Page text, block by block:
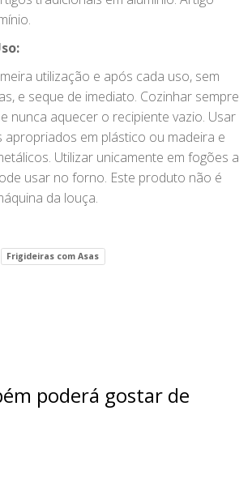
utilização e após cada uso, sem
e seque de imediato. Cozinhar sempre
nunca aquecer o recipiente vazio. Usar
apropriados em plástico ou madeira e
Utilizar unicamente em fogões a
usar no forno. Este produto não é
da louça.
Frigideiras com Asas
poderá gostar de